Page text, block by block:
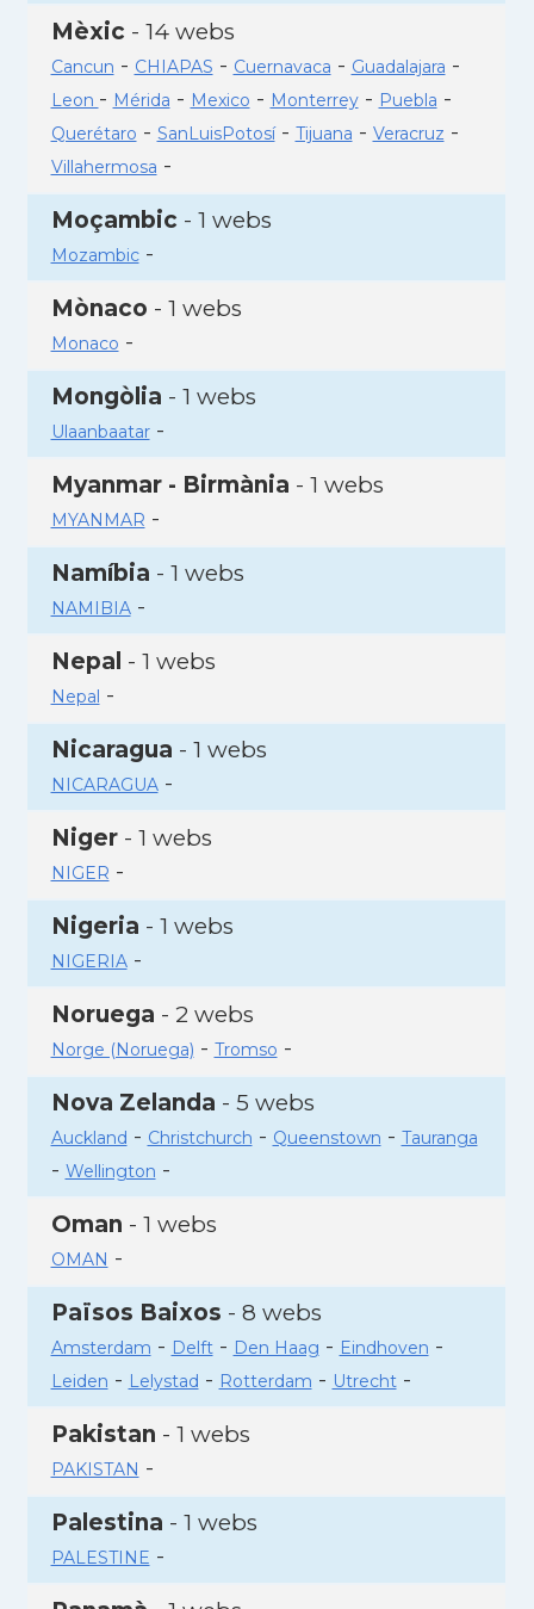
Mèxic - 14 webs
Cancun - CHIAPAS - Cuernavaca - Guadalajara -
Leon - Mérida - Mexico - Monterrey- Puebla -
Querétaro - SanLuisPotosí- Tijuana - Veracruz -
Villahermosa -
Moçambic - 1 webs
Mozambic-
Mònaco - 1 webs
Monaco -
Mongòlia - 1 webs
Ulaanbaatar-
Myanmar - Birmània - 1 webs
MYANMAR -
Namíbia - 1 webs
NAMIBIA-
Nepal - 1 webs
Nepal -
Nicaragua - 1 webs
NICARAGUA-
Niger- 1 webs
NIGER -
Nigeria - 1 webs
NIGERIA-
Noruega - 2 webs
Norge (Noruega) - Tromso -
Nova Zelanda - 5 webs
Auckland - Christchurch - Queenstown - Tauranga
- Wellington -
Oman - 1 webs
OMAN -
Països Baixos - 8 webs
Amsterdam - Delft- Den Haag - Eindhoven -
Leiden - Lelystad - Rotterdam - Utrecht-
Pakistan - 1 webs
PAKISTAN -
Palestina - 1 webs
PALESTINE -